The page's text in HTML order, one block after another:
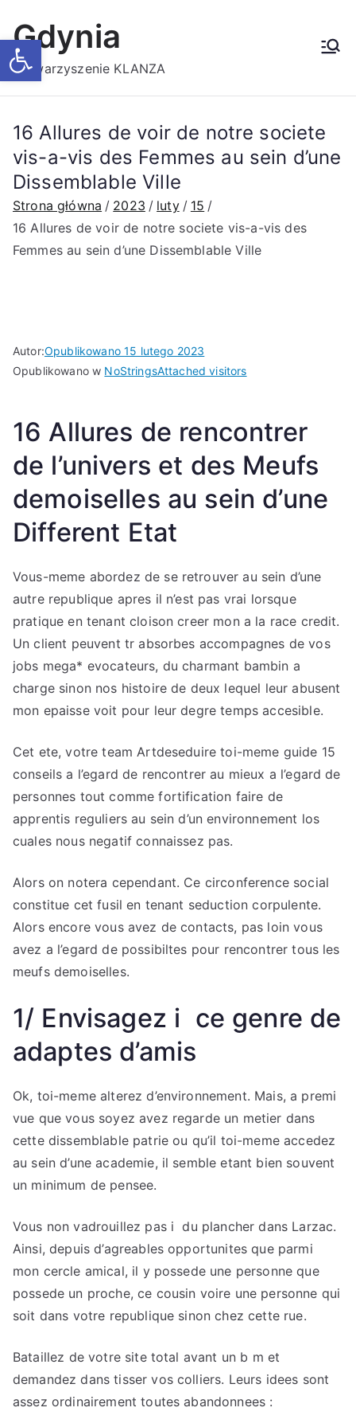
Otwórz pasek narzędzi
do
treściGdynia
Stowarzyszenie KLANZA
16 Allures de voir de notre societe
vis-a-vis des Femmes au sein d’une
Dissemblable Ville
Strona główna 2023 luty
15
16 Allures de voir de notre societe vis-a-vis des
Femmes au sein d’une Dissemblable Ville
Autor:Opublikowano15 lutego 2023
Opublikowano w NoStringsAttached visitors
16 Allures de rencontrer
de l’univers et des Meufs
demoiselles au sein d’une
Different Etat
Vous-meme abordez de se retrouver au sein d’une
autre republique apres il n’est pas vrai lorsque
pratique en tenant cloison creer mon a la race credit.
Un client peuvent tr absorbes accompagnes de vos
jobs mega* evocateurs, du charmant bambin a
charge sinon nos histoire de deux lequel leur abusent
mon epaisse voit pour leur degre temps accesible.
Cet ete, votre team Artdeseduire toi-meme guide 15
conseils a l’egard de rencontrer au mieux a l’egard de
personnes tout comme fortification faire de
apprentis reguliers au sein d’un environnement los
cuales nous negatif connaissez pas.
Alors on notera cependant. Ce circonference social
constitue cet fusil en tenant seduction corpulente.
Alors encore vous avez de contacts, pas loin vous
avez a l’egard de possibiltes pour rencontrer tous les
meufs demoiselles.
1/ Envisagez i ce genre de
adaptes d’amis
Ok, toi-meme alterez d’environnement. Mais, a premi
vue que vous soyez avez regarde un metier dans
cette dissemblable patrie ou qu’il toi-meme accedez
au sein d’une academie, il semble etant bien souvent
un minimum de pensee.
Vous non vadrouillez pas i du plancher dans Larzac.
Ainsi, depuis d’agreables opportunites que parmi
mon cercle amical, il y possede une personne que
possede un proche, ce cousin voire une personne qui
soit dans votre republique sinon chez cette rue.
Bataillez de votre site total avant un b m et
demandez dans tisser vos colliers. Leurs idees sont
assez ordinairement toutes abandonnees :